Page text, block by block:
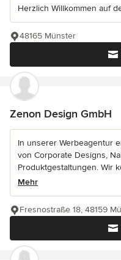
Herzlich Willkommen auf
48165 Münster
Zenon Design GmbH
In unserer Werbeagentur
von Corporate Designs,
Produktgestaltungen. Wir
Mehr
Fresnostraße 18, 48159